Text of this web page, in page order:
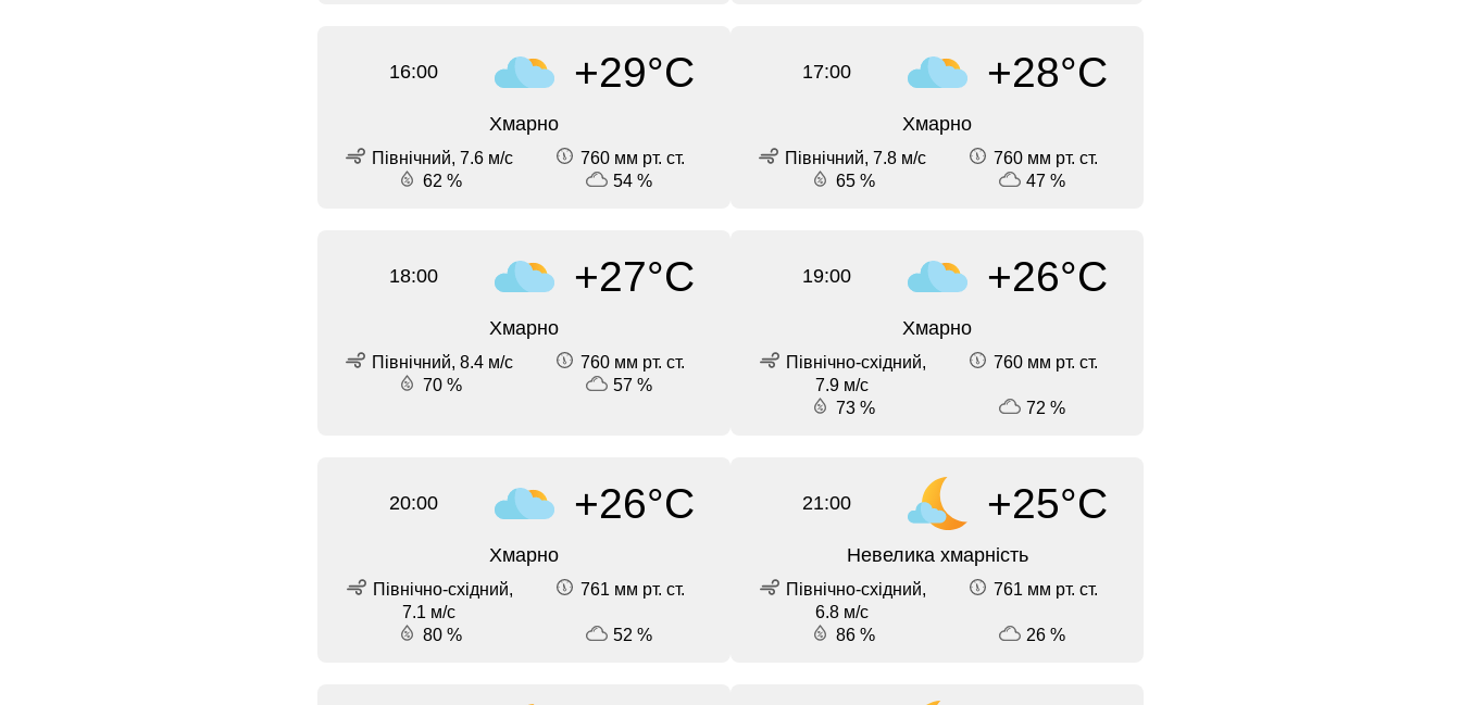
16:00 +29°C
Хмарно
Північний, 7.6 м/с
760 мм рт. ст.
62 %
54 %
17:00 +28°C
Хмарно
Північний, 7.8 м/с
760 мм рт. ст.
65 %
47 %
18:00 +27°C
Хмарно
Північний, 8.4 м/с
760 мм рт. ст.
70 %
57 %
19:00 +26°C
Хмарно
Північно-східний,
7.9 м/с
760 мм рт. ст.
73 % 72 %
20:00 +26°C
Хмарно
Північно-східний,
7.1 м/с
761 мм рт. ст.
80 % 52 %
21:00 +25°C
Невелика хмарність
Північно-східний,
6.8 м/с
761 мм рт. ст.
86 % 26 %